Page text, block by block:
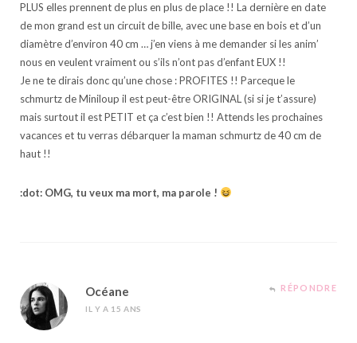
PLUS elles prennent de plus en plus de place !! La dernière en date
de mon grand est un circuit de bille, avec une base en bois et d’un
diamètre d’environ 40 cm … j’en viens à me demander si les anim’
nous en veulent vraiment ou s’ils n’ont pas d’enfant EUX !!
Je ne te dirais donc qu’une chose : PROFITES !! Parceque le
schmurtz de Miniloup il est peut-être ORIGINAL (si si je t’assure)
mais surtout il est PETIT et ça c’est bien !! Attends les prochaines
vacances et tu verras débarquer la maman schmurtz de 40 cm de
haut !!
:dot: OMG, tu veux ma mort, ma parole !
Océane
IL Y A 15 ANS
RÉPONDRE